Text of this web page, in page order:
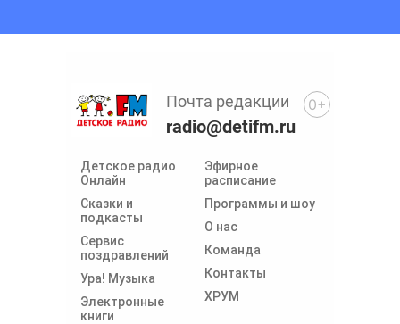
Детское радио
Онлайн
Сказки и
подкасты
Сервис
поздравлений
Ура! Музыка
Электронные
книги
Эфирное
расписание
Программы и шоу
О нас
Команда
Контакты
ХРУМ
Почта редакции
radio@detifm.ru
0+